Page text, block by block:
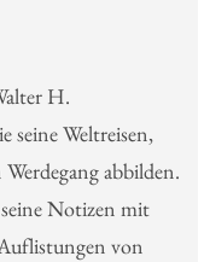
H.
seine Weltreisen,
abbilden.
Notizen mit
von